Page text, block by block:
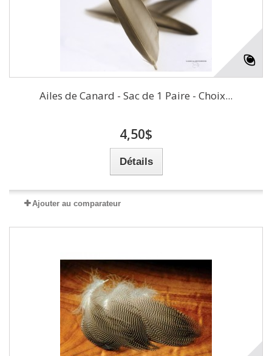
Ailes de Canard - Sac de 1 Paire - Choix...
4,50$
Détails
Ajouter au comparateur